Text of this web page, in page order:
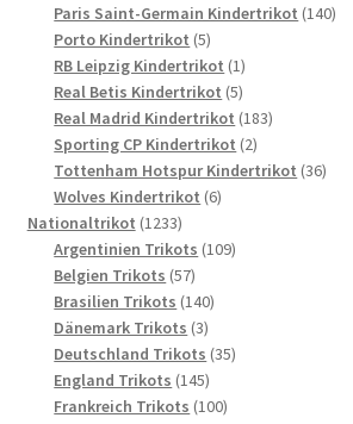
Produkte
Paris Saint-Germain Kindertrikot 140140
Porto Kindertrikot 55
Produkte
RB Leipzig Kindertrikot 11
Produkt
Real Betis Kindertrikot 55
Produkte
Real Madrid Kindertrikot 183183
Sporting CP Kindertrikot 22
Produkte
Tottenham Hotspur Kindertrikot 3636
Wolves Kindertrikot 66
Nationaltrikot 12331233
Produkte
Argentinien Trikots 109109
Belgien Trikots 5757
Produkte
Brasilien Trikots 140140
Dänemark Trikots 33
Produkte
Deutschland Trikots 3535
England Trikots 145145
Produkte
Frankreich Trikots 100100